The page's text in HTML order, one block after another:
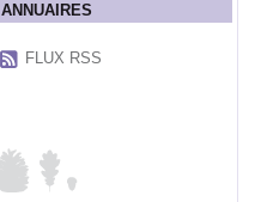
ANNUAIRES
FLUX RSS